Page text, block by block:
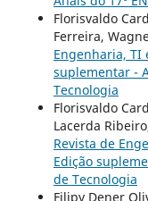
Florisvaldo
Ferreira,
Engenharia, TI
suplementar -
Tecnologia
Florisvaldo
Lacerda
Revista de
Edição
de Tecnologia
Filipy Dener